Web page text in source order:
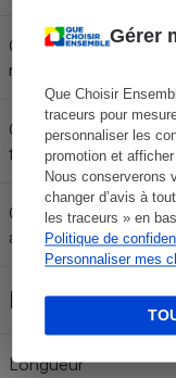
Gérer
Que Choisir
traceurs pour
personnaliser les
promotion et
Nous conserverons
changer d’avis à
les traceurs » en
Politique de
Personnaliser mes
Consommation <
rapide WLTC)
Consommation <
très rapide WLTC)
Consommation
annoncée (cycle
Dimensions
Longueur